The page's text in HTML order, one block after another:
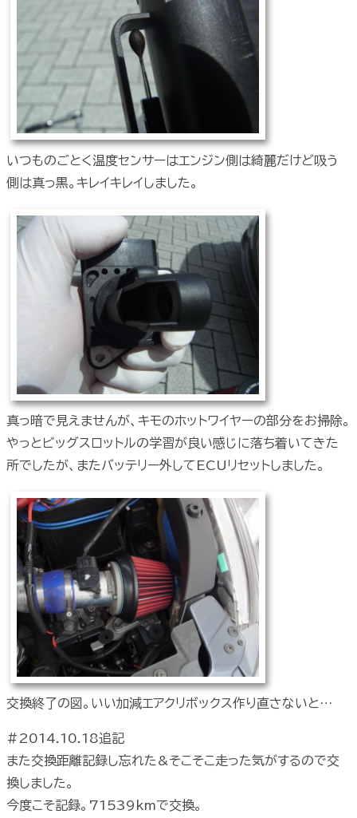
いつものごとく温度センサーはエンジン側は綺麗だけど吸う
側は真っ黒。キレイキレイしました。
真っ暗で見えませんが、キモのホットワイヤーの部分をお掃除。
やっとビッグスロットルの学習が良い感じに落ち着いてきた
所でしたが、またバッテリー外してECUリセットしました。
交換終了の図。いい加減エアクリボックス作り直さないと…
#2014.10.18追記
また交換距離記録し忘れた&そこそこ走った気がするので交
換しました。
今度こそ記録。71539kmで交換。